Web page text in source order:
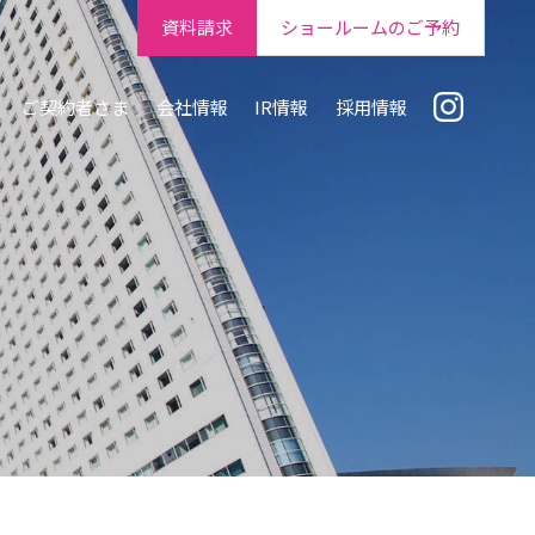
ご契約者さま 会社情報 IR情報 採用情報
資料請求 ショールームのご予約